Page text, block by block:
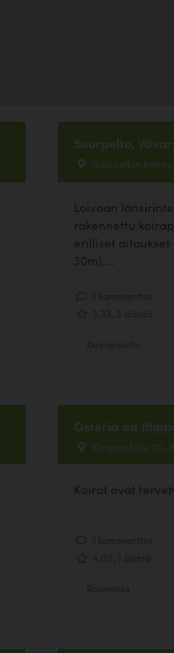
Suurpelto,
Suurpellon
Loivaan
rakennettu
erilliset aitaukset
30m)....
Osteria da
Kauppakatu 20,
Koirat ovat